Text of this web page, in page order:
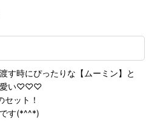
す時にぴったりな【ムーミン】と
愛い♡♡♡
ット！
す(*^^*)